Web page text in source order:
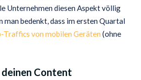
Unternehmen diesen Aspekt völlig
man bedenkt, dass im ersten Quartal
Traffics von mobilen Geräten (ohne
Content